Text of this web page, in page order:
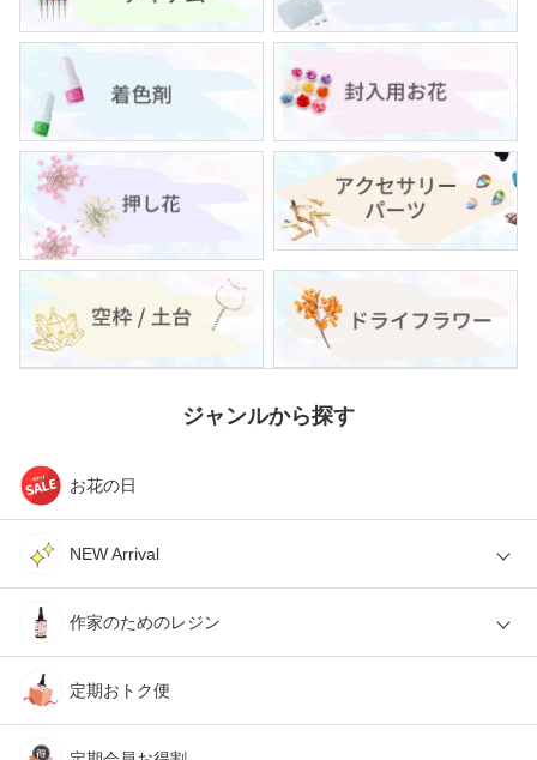
ジャンルから探す
お花の日
NEW Arrival
作家のためのレジン
定期おトク便